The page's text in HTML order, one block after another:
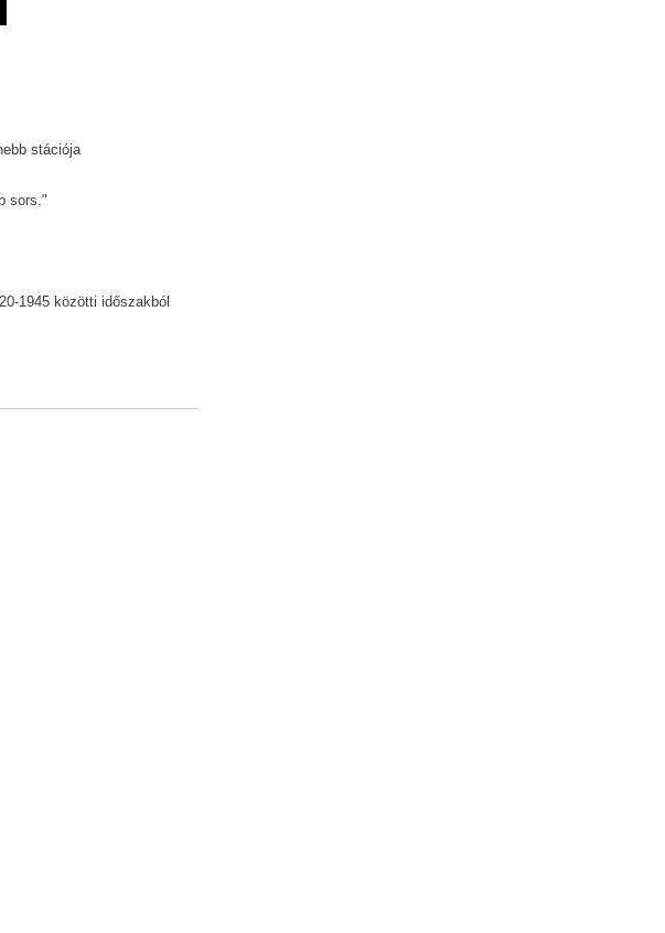
stációja
sors."
1945 közötti időszakból